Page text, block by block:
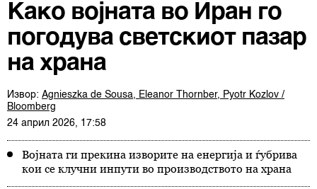
Како војната во Иран го
погодува светскиот пазар
на храна
Извор: Agnieszka de Sousa, Eleanor Thornber, Pyotr Kozlov /
Bloomberg
24 април 2026, 17:58
Војната ги прекина изворите на енергија и ѓубрива
кои се клучни инпути во производството на храна